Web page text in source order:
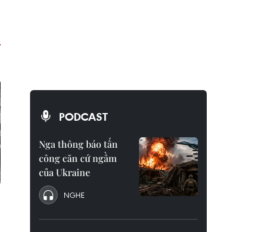
PODCAST
Nga thông báo tấn
công căn cứ ngầm
của Ukraine
NGHE